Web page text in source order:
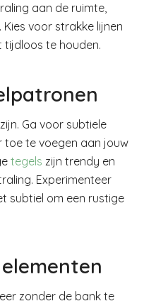
aan de ruimte,
voor strakke lijnen
tijdloos te houden.
Ga voor subtiele
te voegen aan jouw
tegels zijn trendy en
Experimenteer
subtiel om een rustige
zonder de bank te